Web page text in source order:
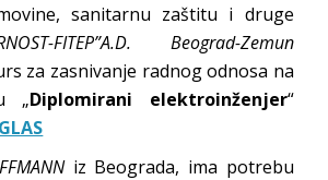
sanitarnu zaštitu i druge
FITEP”A.D. Beograd-Zemun
za zasnivanje radnog odnosa na
„Diplomirani elektroinženjer“
iz Beograda, ima potrebu